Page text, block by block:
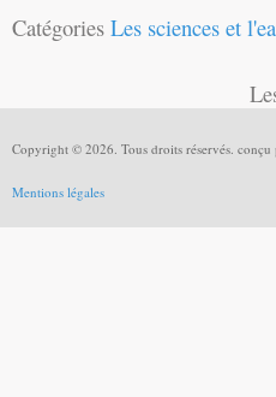
Catégories Les sciences et
Copyright © 2026. Tous droits réservés. conçu
Mentions légales